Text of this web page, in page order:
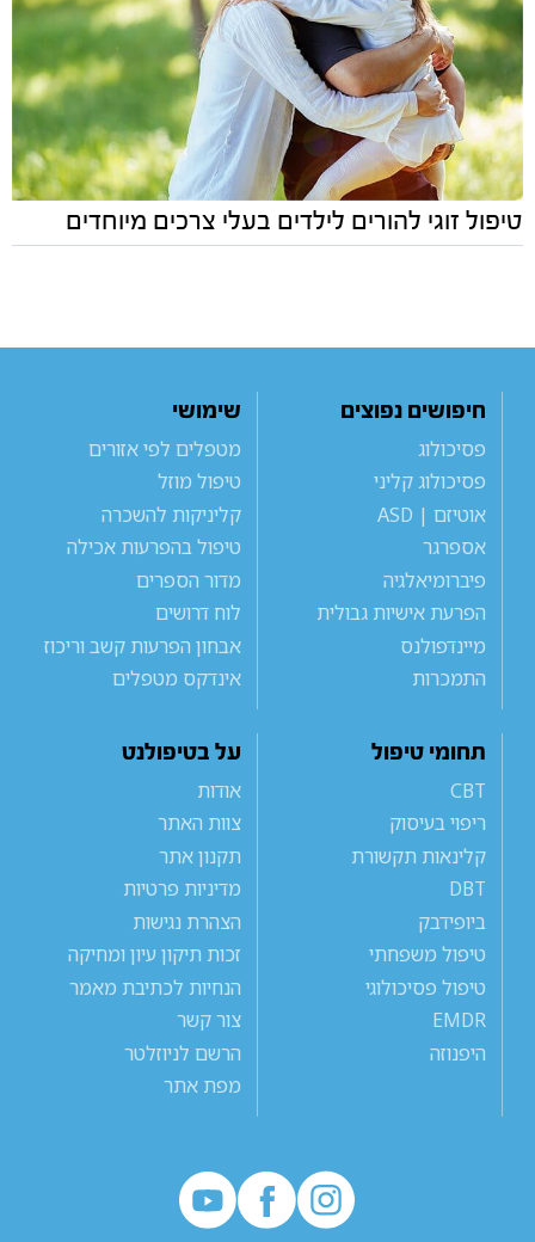
טיפול זוגי להורים לילדים בעלי צרכים מיוחדים
חיפושים נפוצים
פסיכולוג
פסיכולוג קליני
אוטיזם | ASD
אספרגר
פיברומיאלגיה
הפרעת אישיות גבולית
מיינדפולנס
התמכרות
שימושי
מטפלים לפי אזורים
טיפול מוזל
קליניקות להשכרה
טיפול בהפרעות אכילה
מדור הספרים
לוח דרושים
אבחון הפרעות קשב וריכוז
אינדקס מטפלים
תחומי טיפול
CBT
ריפוי בעיסוק
קלינאות תקשורת
DBT
ביופידבק
טיפול משפחתי
טיפול פסיכולוגי
EMDR
היפנוזה
על בטיפולנט
אודות
צוות האתר
תקנון אתר
מדיניות פרטיות
הצהרת נגישות
זכות תיקון עיון ומחיקה
הנחיות לכתיבת מאמר
צור קשר
הרשם לניוזלטר
מפת אתר